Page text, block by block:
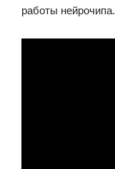
работы нейрочипа.